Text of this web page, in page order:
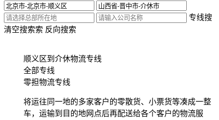
专线搜
索 反向搜索
清空搜索
顺义区到介休物流专线
全部专线
零担物流专线
将运往同一地的多家客户的零散货、小票货等凑成一整
车，运输到目的地网点后再配送给各个客户的物流服